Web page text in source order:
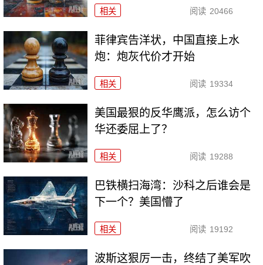
相关 阅读 20466
菲律宾告洋状，中国直接上水
炮：炮灰代价才开始
相关 阅读 19334
美国最狠的反华鹰派，怎么访个
华还委屈上了？
相关 阅读 19288
巴铁横扫海湾：沙科之后谁会是
下一个？美国懵了
相关 阅读 19192
波斯这狠厉一击，终结了美军吹